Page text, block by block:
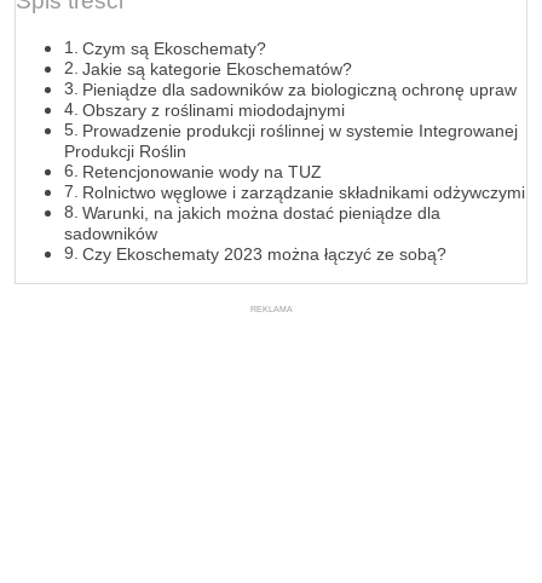
Czym są Ekoschematy?
Jakie są kategorie Ekoschematów?
Pieniądze dla sadowników za biologiczną ochronę upraw
Obszary z roślinami miododajnymi
Prowadzenie produkcji roślinnej w systemie Integrowanej
Produkcji Roślin
Retencjonowanie wody na TUZ
Rolnictwo węglowe i zarządzanie składnikami odżywczymi
Warunki, na jakich można dostać pieniądze dla
sadowników
Czy Ekoschematy 2023 można łączyć ze sobą?
REKLAMA